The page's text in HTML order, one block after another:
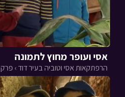
אסי ועופר מחוץ לתמונה
הרפתקאות אסי וטוביה בעיר דוד › פרק 9